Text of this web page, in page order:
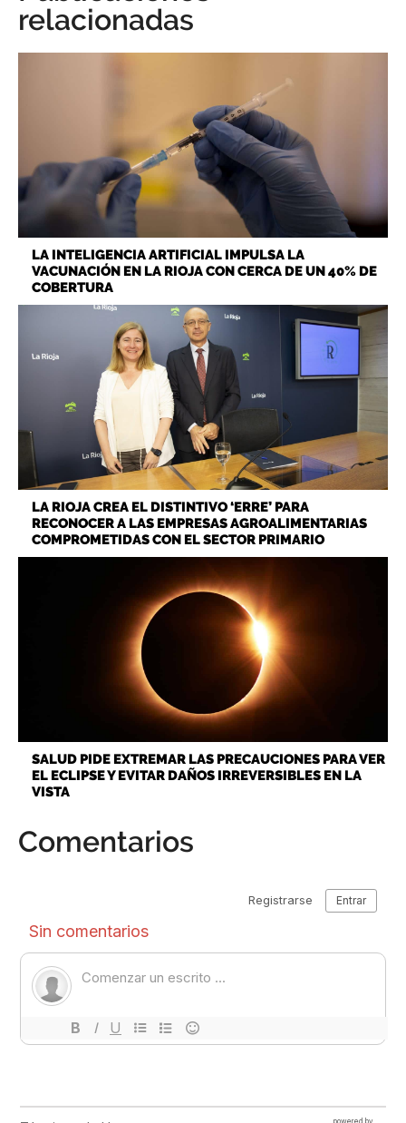
relacionadas
LA INTELIGENCIA ARTIFICIAL IMPULSA LA
VACUNACIÓN EN LA RIOJA CON CERCA DE UN 40% DE
COBERTURA
LA RIOJA CREA EL DISTINTIVO ‘ERRE’ PARA
RECONOCER A LAS EMPRESAS AGROALIMENTARIAS
COMPROMETIDAS CON EL SECTOR PRIMARIO
SALUD PIDE EXTREMAR LAS PRECAUCIONES PARA VER
EL ECLIPSE Y EVITAR DAÑOS IRREVERSIBLES EN LA
VISTA
Comentarios